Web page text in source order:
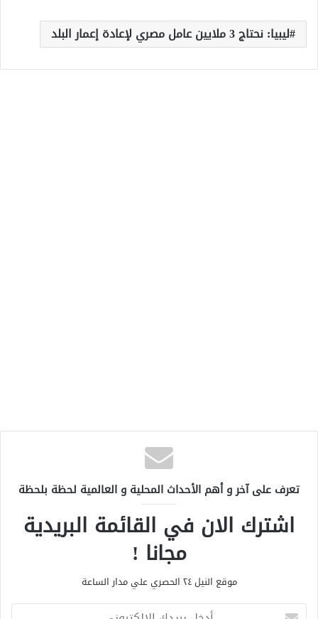
ليبيا: نحتاج 3 ملايين عامل مصري لإعادة إعمار البلد
تعرف على آخر و أهم الأحداث المحلية و العالمية لحظة بلحظة
اشترك الان في القائمة البريدية
مجانا !
موقع النيل ٢٤ الحصري علي مدار الساعة